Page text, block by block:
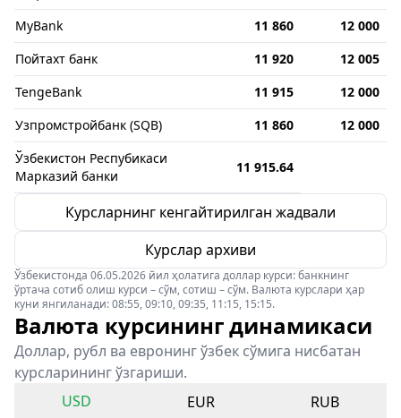
MyBank
11 860
12 000
Пойтахт банк
11 920
12 005
TengeBank
11 915
12 000
Узпромстройбанк (SQB)
11 860
12 000
Ўзбекистон Респубикаси
Марказий банки
11 915.64
Курсларнинг кенгайтирилган жадвали
Курслар архиви
Ўзбекистонда 06.05.2026 йил ҳолатига доллар курси: банкнинг
ўртача сотиб олиш курси – сўм, сотиш – сўм. Валюта курслари ҳар
куни янгиланади: 08:55, 09:10, 09:35, 11:15, 15:15.
Валюта курсининг динамикаси
Доллар, рубл ва евронинг ўзбек сўмига нисбатан
курсларининг ўзгариши.
USD
EUR RUB